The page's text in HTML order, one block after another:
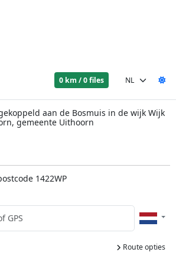
0 km / 0 files
aan de Bosmuis in de wijk Wijk
gemeente Uithoorn
1422WP
Route opties